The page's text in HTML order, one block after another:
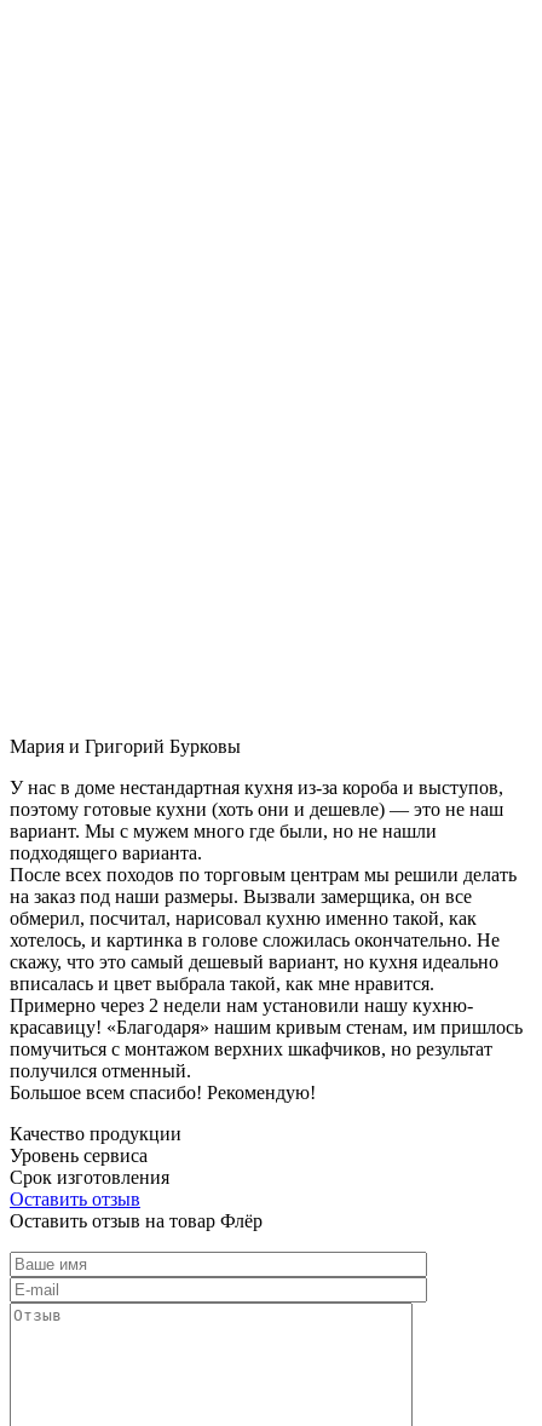
Мария и Григорий Бурковы
У нас в доме нестандартная кухня из-за короба и выступов,
поэтому готовые кухни (хоть они и дешевле) — это не наш
вариант. Мы с мужем много где были, но не нашли
подходящего варианта.
После всех походов по торговым центрам мы решили делать
на заказ под наши размеры. Вызвали замерщика, он все
обмерил, посчитал, нарисовал кухню именно такой, как
хотелось, и картинка в голове сложилась окончательно. Не
скажу, что это самый дешевый вариант, но кухня идеально
вписалась и цвет выбрала такой, как мне нравится.
Примерно через 2 недели нам установили нашу кухню-
красавицу! «Благодаря» нашим кривым стенам, им пришлось
помучиться с монтажом верхних шкафчиков, но результат
получился отменный.
Большое всем спасибо! Рекомендую!
Качество продукции
Уровень сервиса
Срок изготовления
Оставить отзыв
Оставить отзыв на товар Флёр